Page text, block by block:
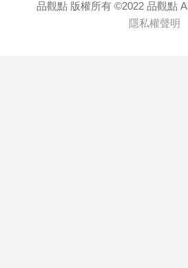
品觀點 版權所有 ©2022 品觀點
隱私權聲明